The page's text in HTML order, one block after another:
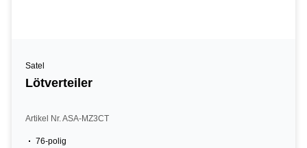
Satel
Lötverteiler
Artikel Nr. ASA-MZ3CT
76-polig